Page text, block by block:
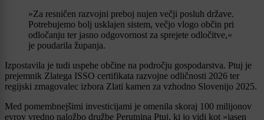
»Za resničen razvojni preboj nujen večji posluh države.
Potrebujemo bolj usklajen sistem, večjo vlogo občin pri
odločanju ter jasno odgovornost za sprejete odločitve,«
je poudarila županja.
Izpostavila je tudi uspehe občine na področju gospodarstva. Ptuj je
prejemnik Zlatega ISSO certifikata razvojne odličnosti 2026 ter
regijski zmagovalec izbora Zlati kamen za vzhodno Slovenijo 2025.
Med pomembnejšimi investicijami je omenila skoraj 100 milijonov
evrov vredno naložbo družbe Perutnina Ptuj, ki jo vidi kot »jasen